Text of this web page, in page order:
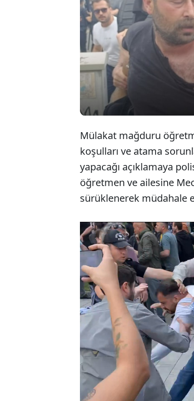
Mülakat mağduru
koşulları ve atama
yapacağı açıklamaya
öğretmen ve ailesine
sürüklenerek müdahale